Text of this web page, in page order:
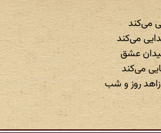
می‌کند
می‌کند
عشق
می‌کند
روز و شب